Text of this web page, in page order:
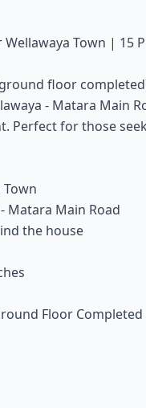
Wellawaya Town | 15
floor
- Matara Main
Perfect for those
Town
Matara Main Road
the house
Floor Completed